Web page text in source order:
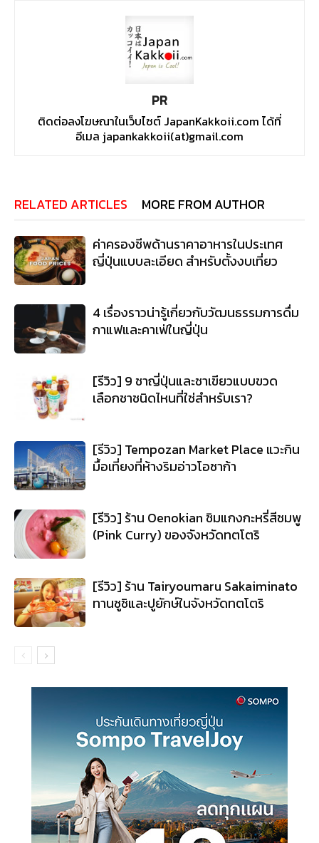
PR
ติดต่อลงโฆษณาในเว็บไซต์ JapanKakkoii.com ได้ที่
อีเมล japankakkoii(at)gmail.com
RELATED ARTICLES MORE FROM AUTHOR
ค่าครองชีพด้านราคาอาหารในประเทศ
ญี่ปุ่นแบบละเอียด สำหรับตั้งงบเที่ยว
4 เรื่องราวน่ารู้เกี่ยวกับวัฒนธรรมการดื่ม
กาแฟและคาเฟ่ในญี่ปุ่น
[รีวิว] 9 ชาญี่ปุ่นและชาเขียวแบบขวด
เลือกชาชนิดไหนที่ใช่สำหรับเรา?
[รีวิว] Tempozan Market Place แวะกิน
มื้อเที่ยงที่ห้างริมอ่าวโอซาก้า
[รีวิว] ร้าน Oenokian ชิมแกงกะหรี่สีชมพู
(Pink Curry) ของจังหวัดทตโตริ
[รีวิว] ร้าน Tairyoumaru Sakaiminato
ทานซูชิและปูยักษ์ในจังหวัดทตโตริ